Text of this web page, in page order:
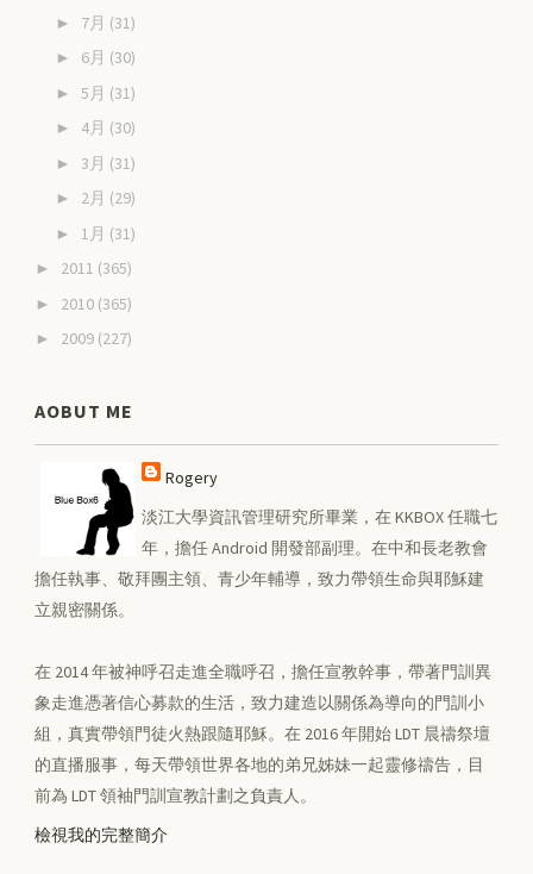
► 7月 (31)
► 6月 (30)
► 5月 (31)
► 4月 (30)
► 3月 (31)
► 2月 (29)
► 1月 (31)
► 2011 (365)
► 2010 (365)
► 2009 (227)
AOBUT ME
Rogery
淡江大學資訊管理研究所畢業，在 KKBOX 任職七
年，擔任 Android 開發部副理。在中和長老教會
擔任執事、敬拜團主領、青少年輔導，致力帶領生命與耶穌建
立親密關係。
在 2014 年被神呼召走進全職呼召，擔任宣教幹事，帶著門訓異
象走進憑著信心募款的生活，致力建造以關係為導向的門訓小
組，真實帶領門徒火熱跟隨耶穌。在 2016 年開始 LDT 晨禱祭壇
的直播服事，每天帶領世界各地的弟兄姊妹一起靈修禱告，目
前為 LDT 領袖門訓宣教計劃之負責人。
檢視我的完整簡介